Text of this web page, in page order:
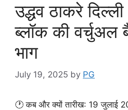
उद्धव ठाकरे
ब्लॉक की
भाग
July 19, 2025 by PG
🕐 कब और क्यों तारीख: 19 जुलाई